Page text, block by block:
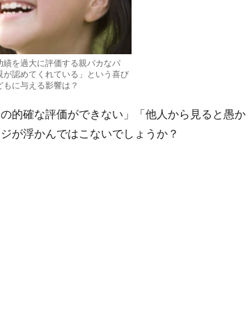
績を過大に評価する親バカなパ
認めてくれている」という喜び
に与える影響は？
的確な評価ができない」「他人から見ると愚か
が浮かんではこないでしょうか？